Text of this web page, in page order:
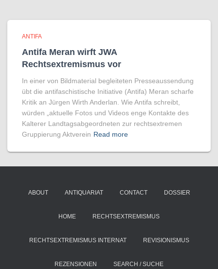
ANTIFA
Antifa Meran wirft JWA
Rechtsextremismus vor
In einer von Bildmaterial begleiteten Presseaussendung
übt die antifaschistische Initiative (Antifa) Meran scharfe
Kritik an Jürgen Wirth Anderlan. Wie Antifa schreibt,
würden „aktuelle Fotos und Videos enge Kontakte des
Kalterer Landtagsabgeordneten zur rechtsextremen
Gruppierung Aktverein Read more
ABOUT ANTIQUARIAT CONTACT DOSSIER
HOME RECHTSEXTREMISMUS
RECHTSEXTREMISMUS INTERNAT REVISIONISMUS
REZENSIONEN SEARCH / SUCHE